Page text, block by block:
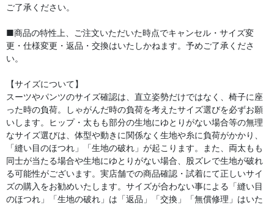
ご了承ください。
■商品の特性上、ご注文いただいた時点でキャンセル・サイズ変
更・仕様変更・返品・交換はいたしかねます。予めご了承くださ
い。
【サイズについて】
スーツやパンツのサイズ確認は、直立姿勢だけではなく、椅子に座
った時の負荷。しゃがんだ時の負荷を考えたサイズ選びを必ずお願
いします。ヒップ・太もも部分の生地にゆとりがない場合等の無理
なサイズ選びは、体型や動きに関係なく生地や糸に負荷がかかり、
「縫い目のほつれ」「生地の破れ」が起こります。また、両太もも
同士が当たる場合や生地にゆとりがない場合、股ズレで生地が破れ
る可能性がございます。実店舗での商品確認・試着にて正しいサイ
ズの購入をお勧めいたします。サイズが合わない事による「縫い目
のほつれ」「生地の破れ」は「返品」「交換」「無償修理」はいた